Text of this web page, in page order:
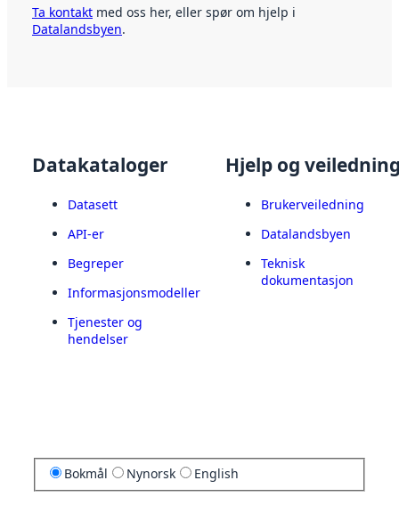
Ta kontakt med oss her, eller spør om hjelp i
Datalandsbyen.
Datakataloger
Datasett
API-er
Begreper
Informasjonsmodeller
Tjenester og
hendelser
Hjelp og
Brukerveiledning
Datalandsbyen
Teknisk
dokumentasjon
Bokmål Nynorsk English